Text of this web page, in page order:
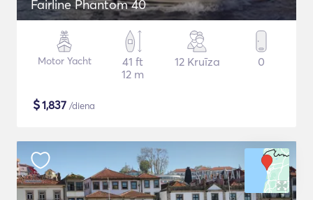
Fairline Phantom 40
Motor Yacht
41 ft
12 m
12 Kruīza 0
$1,837 /diena